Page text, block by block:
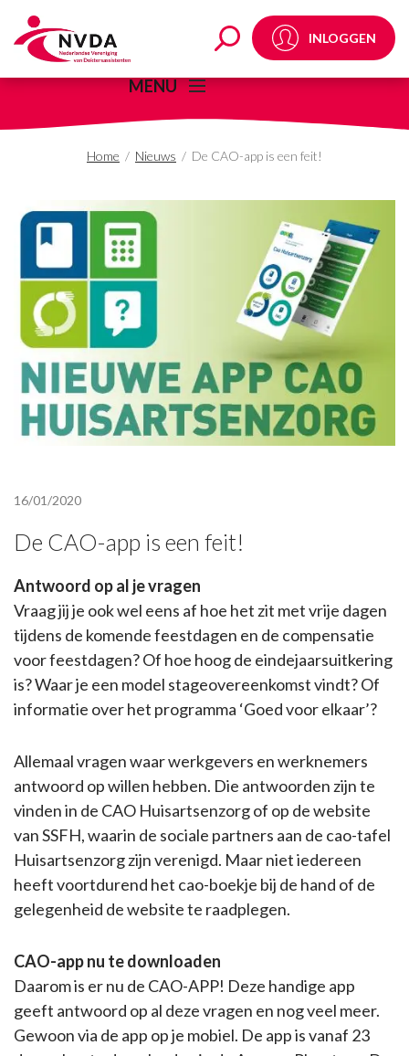
De CAO-app is een
INLOGGEN
MENU
Home / Nieuws / De CAO-app is een feit!
16/01/2020
De CAO-app is een feit!
Antwoord op al je vragen
Vraag jij je ook wel eens af hoe het zit met vrije dagen
tijdens de komende feestdagen en de compensatie
voor feestdagen? Of hoe hoog de eindejaarsuitkering
is? Waar je een model stageovereenkomst vindt? Of
informatie over het programma ‘Goed voor elkaar’?
Allemaal vragen waar werkgevers en werknemers
antwoord op willen hebben. Die antwoorden zijn te
vinden in de CAO Huisartsenzorg of op de website
van SSFH, waarin de sociale partners aan de cao-tafel
Huisartsenzorg zijn verenigd. Maar niet iedereen
heeft voortdurend het cao-boekje bij de hand of de
gelegenheid de website te raadplegen.
CAO-app nu te downloaden
Daarom is er nu de CAO-APP! Deze handige app
geeft antwoord op al deze vragen en nog veel meer.
Gewoon via de app op je mobiel. De app is vanaf 23